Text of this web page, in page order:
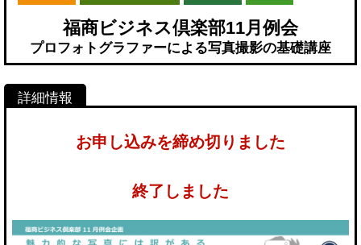
福商ビジネス倶楽部11月例会
プロフォトグラファーによる写真撮影の基礎講座
お申し込みを締め切りました
終了しました